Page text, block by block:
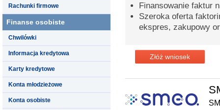
Rachunki firmowe
Finanse osobiste
Chwilówki
Informacja kredytowa
Karty kredytowe
Konta młodzieżowe
Konta osobiste
Finansowanie faktur
Szeroka oferta
ekspres, zakupowy
Złóż wniosek